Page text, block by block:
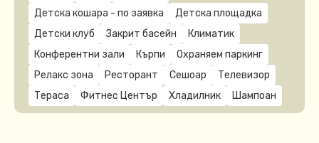
Детска кошара - по заявка
Детска площадка
Детски клуб
Закрит басейн
Климатик
Конферентни зали
Кърпи
Охраняем паркинг
Релакс зона
Ресторант Сешоар
Телевизор
Тераса
Фитнес Център Хладилник Шампоан